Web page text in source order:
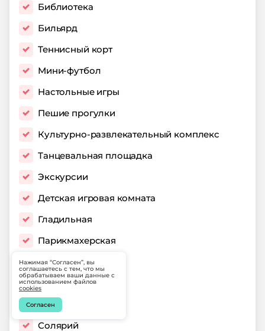
Библиотека
Бильярд
Теннисный корт
Мини-футбол
Настольные игры
Пешие прогулки
Культурно-развлекательный комплекс
Танцевальная площадка
Экскурсии
Детская игровая комната
Гладильная
Парикмахерская
Салон красоты
Сауна
Сейф
Солярий
Нажимая “Согласен”, вы
соглашаетесь с тем, что мы
обрабатываем ваши данные с
использованием файлов
cookies
Согласен